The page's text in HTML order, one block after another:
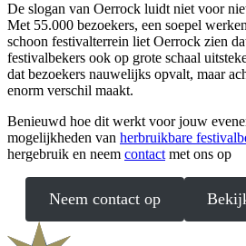
De slogan van Oerrock luidt niet voor
Met 55.000 bezoekers, een soepel
schoon festivalterrein liet Oerrock zien
festivalbekers ook op grote schaal
dat bezoekers nauwelijks opvalt, maar
enorm verschil maakt.
Benieuwd hoe dit werkt voor jouw
mogelijkheden van herbruikbare
hergebruik en neem contact met ons op
Neem contact op